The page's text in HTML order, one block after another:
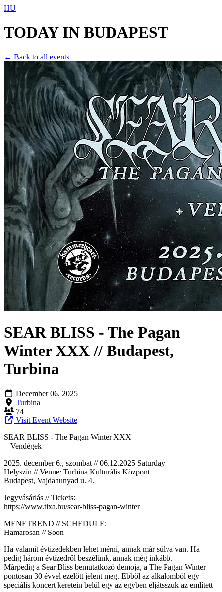
HU
TODAY IN BUDAPEST
← Back to all events
SEAR BLISS - The Pagan
Winter XXX // Budapest,
Turbina
December 06, 2025
Turbina
74
Visit Event Website
SEAR BLISS - The Pagan Winter XXX
+ Vendégek
2025. december 6., szombat // 06.12.2025 Saturday
Helyszín // Venue: Turbina Kulturális Központ
Budapest, Vajdahunyad u. 4.
Jegyvásárlás // Tickets:
https://www.tixa.hu/sear-bliss-pagan-winter
MENETREND // SCHEDULE:
Hamarosan // Soon
Ha valamit évtizedekben lehet mérni, annak már súlya van. Ha
pedig három évtizedről beszélünk, annak még inkább.
Márpedig a Sear Bliss bemutatkozó demoja, a The Pagan Winter
pontosan 30 évvel ezelőtt jelent meg. Ebből az alkalomból egy
speciális koncert keretein belül egy az egyben eljátsszuk az említett